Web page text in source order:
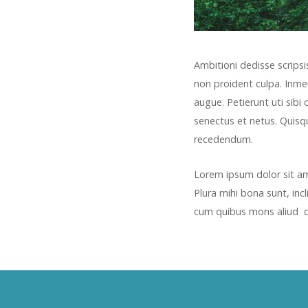
Ambitioni dedisse
non proident culpa.
augue. Petierunt uti sibi
senectus et netus.
recedendum.
Lorem ipsum dolor sit
Plura mihi bona sunt,
cum quibus mons aliud